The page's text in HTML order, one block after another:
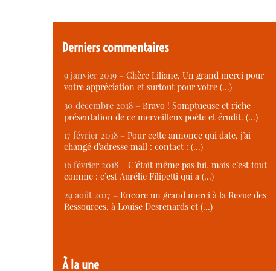
Derniers commentaires
9 janvier 2019 – Chère Liliane, Un grand merci pour
votre appréciation et surtout pour votre (…)
30 décembre 2018 – Bravo ! Somptueuse et riche
présentation de ce merveilleux poète et érudit. (…)
17 février 2018 – Pour cette annonce qui date, j’ai
changé d’adresse mail : contact : (…)
16 février 2018 – C’était même pas lui, mais c’est tout
comme : c’est Aurélie Filipetti qui a (…)
29 août 2017 – Encore un grand merci à la Revue des
Ressources, à Louise Desrenards et (…)
À la une